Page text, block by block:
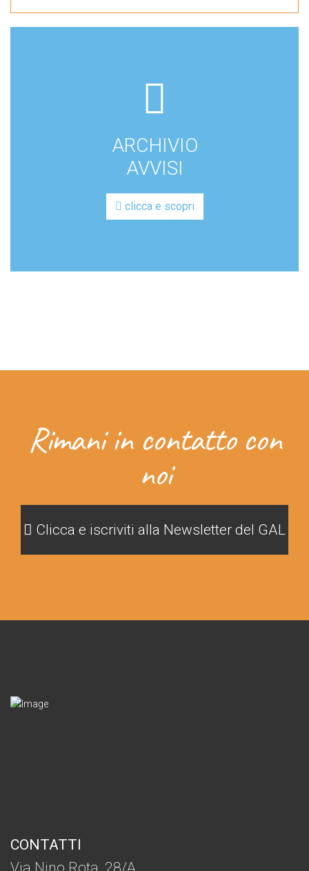
archive
ARCHIVIO
AVVISI
clicca e scopri
Rimani in contatto con
noi
Clicca e iscriviti alla Newsletter del GAL
CONTATTI
Via Nino Rota, 28/A